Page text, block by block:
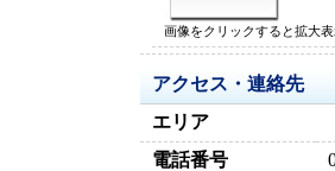
画像をクリックすると拡大
アクセス・連絡先
エリア
電話番号